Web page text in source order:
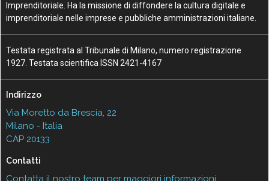
Imprenditoriale. Ha la missione di diffondere la cultura digitale e
imprenditoriale nelle imprese e pubbliche amministrazioni italiane.
Testata registrata al Tribunale di Milano, numero registrazione
1927. Testata scientifica ISSN 2421-4167
Indirizzo
Via Moretto da Brescia, 22
Milano - Italia
CAP 20133
Contatti